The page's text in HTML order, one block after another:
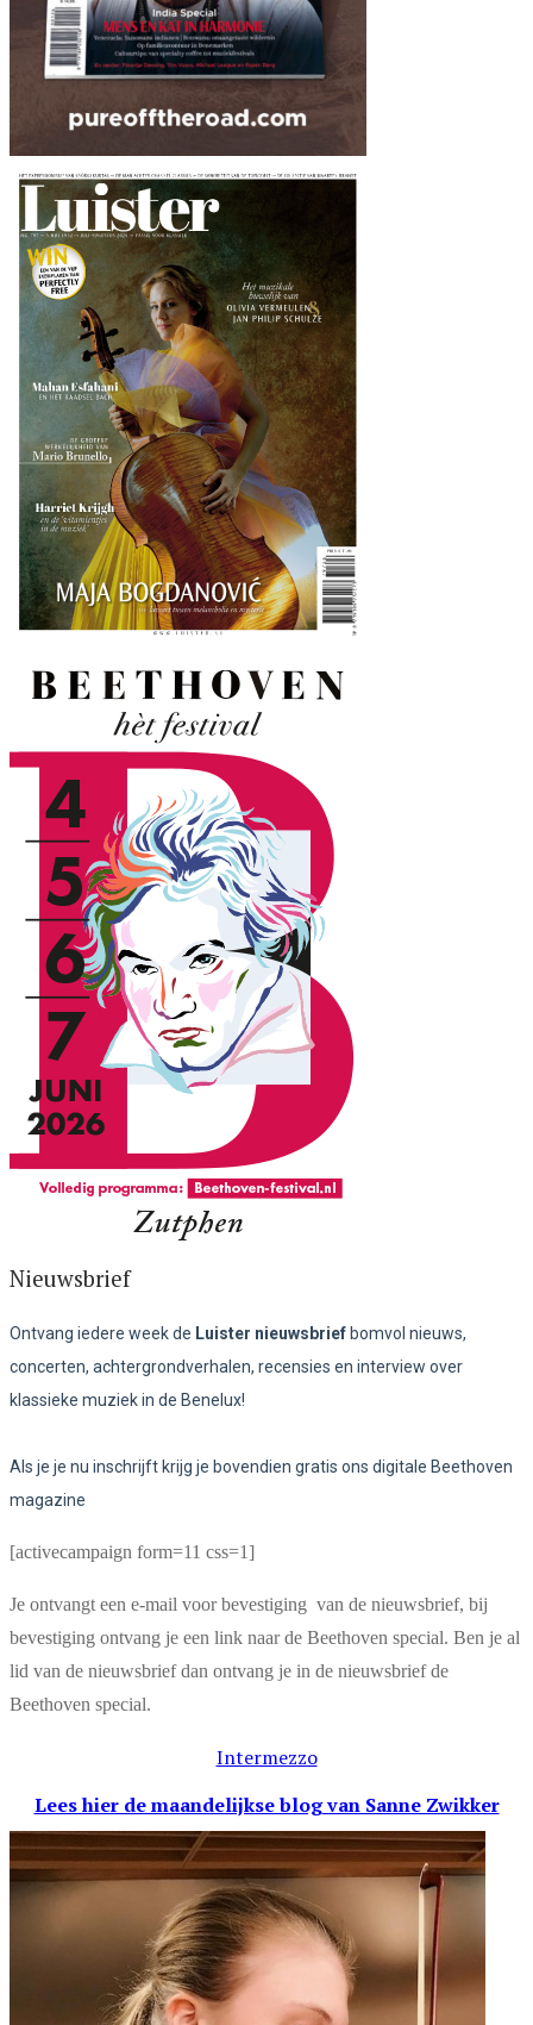
Nieuwsbrief
Ontvang iedere week de Luister nieuwsbrief bomvol nieuws,
concerten, achtergrondverhalen, recensies en interview over
klassieke muziek in de Benelux!
Als je je nu inschrijft krijg je bovendien gratis ons digitale Beethoven
magazine
[activecampaign form=11 css=1]
Je ontvangt een e-mail voor bevestiging van de nieuwsbrief, bij
bevestiging ontvang je een link naar de Beethoven special. Ben je al
lid van de nieuwsbrief dan ontvang je in de nieuwsbrief de
Beethoven special.
Intermezzo
Lees hier de maandelijkse blogvan Sanne Zwikker